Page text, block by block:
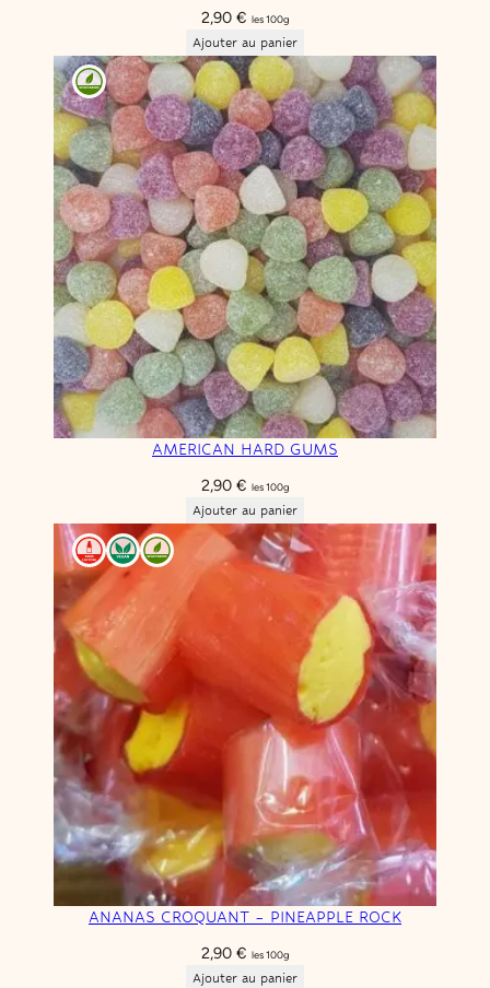
2,90 € les 100g
Ajouter au panier
AMERICAN HARD GUMS
2,90 € les 100g
Ajouter au panier
ANANAS CROQUANT – PINEAPPLE ROCK
2,90 € les 100g
Ajouter au panier